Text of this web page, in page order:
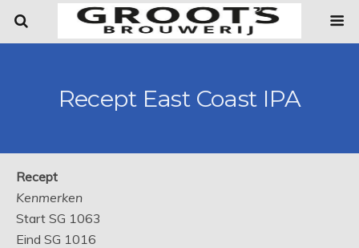
Recept East Coast IPA
Recept
Kenmerken
Start SG 1063
Eind SG 1016